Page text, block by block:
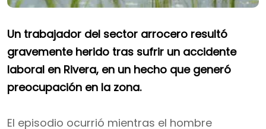
Un trabajador del sector arrocero resultó
gravemente herido tras sufrir un accidente
laboral en Rivera, en un hecho que generó
preocupación en la zona.
El episodio ocurrió mientras el hombre